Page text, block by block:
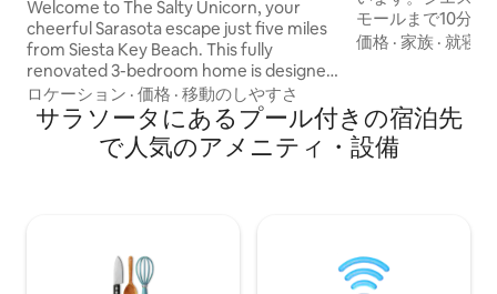
3台|巨大プール
Welcome to The Salty Unicorn, your
cheerful Sarasota escape just five miles
from Siesta Key Beach. This fully
renovated 3-bedroom home is designed
for relaxation and fun, with a bright open
layout, stylish coastal décor, and plenty
of space to gather with family or friends.
Start your mornings with coffee by the
beach days, family time, or a peace
ロケーション · 価格 · 移動のしやすさ
モールまで10分、
分、SRQ空港まで
マスターベッド
のベッドが1台、2
はクイーンベッド
ます。マスターベ
価格 ·家族 ·就寝
サラソータにあるプール付きの宿泊先
で人気のアメニティ・設備